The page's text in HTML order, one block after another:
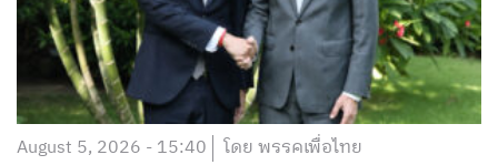
August 5, 2026 - 15:40 โดย พรรคเพื่อไทย